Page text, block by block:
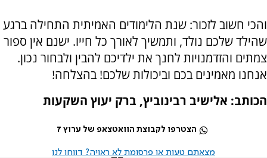
והכי חשוב לזכור: שנת הלימודים האמיתית התחילה ברגע
שהילד שלכם נולד, ותמשיך לאורך כל חייו. ישנם אין ספור
צמתים והזדמנויות לחנך את ילדיכם להבין ולבחור נכון.
אנחנו מאמינים בכם וביכולות שלכם! בהצלחה!
הכותב: אלישיב רבינוביץ, ברק יעוץ השקעות
הצטרפו לקבוצת הוואטצאפ של ערוץ 7
מצאתם טעות או פרסומת לא ראויה? דווחו לנו